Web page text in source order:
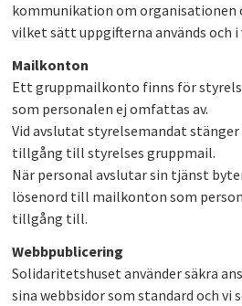
kommunikation om organisationen
vilket sätt uppgifterna används och i
Mailkonton
Ett gruppmailkonto finns för
som personalen ej omfattas av.
Vid avslutat styrelsemandat stänger
tillgång till styrelses gruppmail.
När personal avslutar sin tjänst
lösenord till mailkonton som
tillgång till.
Webbpublicering
Solidaritetshuset använder säkra
sina webbsidor som standard och